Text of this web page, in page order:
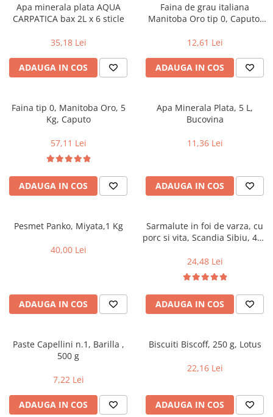
Sosuri si dressinguri
Condimente
Faina, orez & alte alimente de baza
Paste fainoase si cereale
Cafea si ceai
Gem, miere si alte creme
tartinabile
Conserve
Chipsuri & Snacksuri
Bauturi Non-Alcoolice
Bauturi carbogazoase
Bauturi energizante
Hartie igienica
Dezinfectant toaleta
Odorizant toaleta
Detergent vase
Solutii suprafete bucatarie
Saci menajeri
Bureti vase si lavete
Prosoape de hartie si servetele
Manusi unica folosinta
Accesorii maturi, mopuri & galeti
Produse curatare casa si exterior
Solutii dezinfectante
Servetele umede antibacteriene
Solutie curatat mobila
Solutie curatat podele
Servetele umede antibacteriene
pentru maini
Tratamente ingrijire corp
Deodorante si antiperspirante
Ceara, benzi si creme depilatoare
Sapun dezinfectant
Ingrijire par
Sampon de par
Balsam de par
Tratamente si masca de par
Vopsea de par si oxidant
Ceara de par si gel
Produse ingrijire barba si mustata
Igiena intima
Tampoane si absorbante
Scutece adulti
Produse autobronzante
Produse cu protectie solara
Igiena dentara
Pasta de dinti
Produse manichiura & pedichiura
Apa minerala plata AQUA
CARPATICA bax 2L x 6 sticle
35,18 Lei
ADAUGA IN COS
Faina de grau italiana
Manitoba Oro tip 0, Caputo,
12,61 Lei
ADAUGA IN COS
Faina tip 0, Manitoba Oro, 5
Kg, Caputo
57,11 Lei
ADAUGA IN COS
Apa Minerala Plata, 5 L,
Bucovina
11,36 Lei
ADAUGA IN COS
Pesmet Panko, Miyata,1 Kg
40,00 Lei
ADAUGA IN COS
Sarmalute in foi de varza, cu
porc si vita, Scandia Sibiu, 400
24,48 Lei
ADAUGA IN COS
Paste Capellini n.1, Barilla ,
500 g
7,22 Lei
ADAUGA IN COS
Biscuiti Biscoff, 250 g, Lotus
22,16 Lei
ADAUGA IN COS